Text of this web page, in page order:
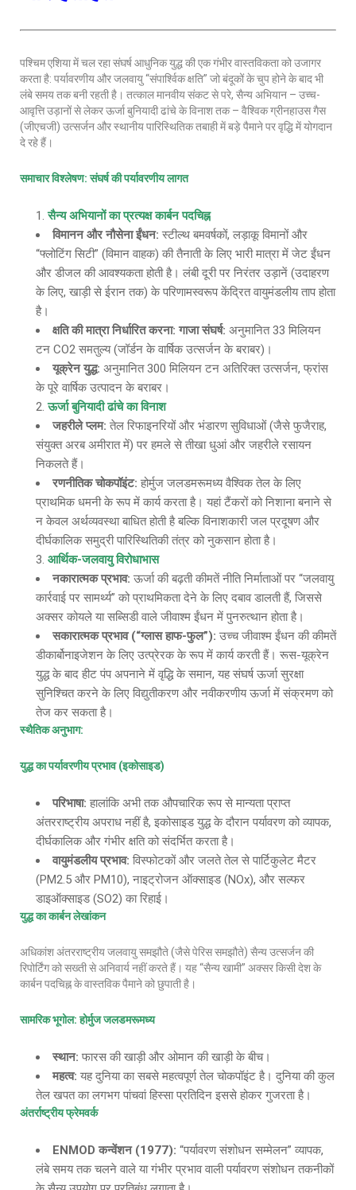
पश्चिम एशिया में चल रहा संघर्ष आधुनिक युद्ध की एक गंभीर वास्तविकता को उजागर
करता है: पर्यावरणीय और जलवायु “संपार्श्विक क्षति” जो बंदूकों के चुप होने के बाद भी
लंबे समय तक बनी रहती है। तत्काल मानवीय संकट से परे, सैन्य अभियान – उच्च-
आवृत्ति उड़ानों से लेकर ऊर्जा बुनियादी ढांचे के विनाश तक – वैश्विक ग्रीनहाउस गैस
(जीएचजी) उत्सर्जन और स्थानीय पारिस्थितिक तबाही में बड़े पैमाने पर वृद्धि में योगदान
दे रहे हैं।
समाचार विश्लेषण: संघर्ष की पर्यावरणीय लागत
सैन्य अभियानों का प्रत्यक्ष कार्बन पदचिह्न
विमानन और नौसेना ईंधन: स्टील्थ बमवर्षकों, लड़ाकू विमानों और
“फ्लोटिंग सिटी” (विमान वाहक) की तैनाती के लिए भारी मात्रा में जेट ईंधन
और डीजल की आवश्यकता होती है। लंबी दूरी पर निरंतर उड़ानें (उदाहरण
के लिए, खाड़ी से ईरान तक) के परिणामस्वरूप केंद्रित वायुमंडलीय ताप होता
है।
क्षति की मात्रा निर्धारित करना: गाजा संघर्ष: अनुमानित 33 मिलियन
टन CO2 समतुल्य (जॉर्डन के वार्षिक उत्सर्जन के बराबर)।
यूक्रेन युद्ध: अनुमानित 300 मिलियन टन अतिरिक्त उत्सर्जन, फ्रांस
के पूरे वार्षिक उत्पादन के बराबर।
ऊर्जा बुनियादी ढांचे का विनाश
जहरीले प्लम: तेल रिफाइनरियों और भंडारण सुविधाओं (जैसे फुजैराह,
संयुक्त अरब अमीरात में) पर हमले से तीखा धुआं और जहरीले रसायन
निकलते हैं।
रणनीतिक चोकपॉइंट: होर्मुज जलडमरूमध्य वैश्विक तेल के लिए
प्राथमिक धमनी के रूप में कार्य करता है। यहां टैंकरों को निशाना बनाने से
न केवल अर्थव्यवस्था बाधित होती है बल्कि विनाशकारी जल प्रदूषण और
दीर्घकालिक समुद्री पारिस्थितिकी तंत्र को नुकसान होता है।
आर्थिक-जलवायु विरोधाभास
नकारात्मक प्रभाव: ऊर्जा की बढ़ती कीमतें नीति निर्माताओं पर “जलवायु
कार्रवाई पर सामर्थ्य” को प्राथमिकता देने के लिए दबाव डालती हैं, जिससे
अक्सर कोयले या सब्सिडी वाले जीवाश्म ईंधन में पुनरुत्थान होता है।
सकारात्मक प्रभाव(“ग्लास हाफ-फुल”): उच्च जीवाश्म ईंधन की कीमतें
डीकार्बोनाइजेशन के लिए उत्प्रेरक के रूप में कार्य करती हैं। रूस-यूक्रेन
युद्ध के बाद हीट पंप अपनाने में वृद्धि के समान, यह संघर्ष ऊर्जा सुरक्षा
सुनिश्चित करने के लिए विद्युतीकरण और नवीकरणीय ऊर्जा में संक्रमण को
तेज कर सकता है।
स्थैतिक अनुभाग:
युद्ध का पर्यावरणीय प्रभाव(इकोसाइड)
परिभाषा: हालांकि अभी तक औपचारिक रूप से मान्यता प्राप्त
अंतरराष्ट्रीय अपराध नहीं है, इकोसाइड युद्ध के दौरान पर्यावरण को व्यापक,
दीर्घकालिक और गंभीर क्षति को संदर्भित करता है।
वायुमंडलीय प्रभाव: विस्फोटकों और जलते तेल से पार्टिकुलेट मैटर
(PM2.5 और PM10), नाइट्रोजन ऑक्साइड (NOx), और सल्फर
डाइऑक्साइड (SO2) का रिहाई।
युद्ध का कार्बन लेखांकन
अधिकांश अंतरराष्ट्रीय जलवायु समझौते (जैसे पेरिस समझौते) सैन्य उत्सर्जन की
रिपोर्टिंग को सख्ती से अनिवार्य नहीं करते हैं। यह “सैन्य खामी” अक्सर किसी देश के
कार्बन पदचिह्न के वास्तविक पैमाने को छुपाती है।
सामरिक भूगोल: होर्मुज जलडमरूमध्य
स्थान: फारस की खाड़ी और ओमान की खाड़ी के बीच।
महत्व: यह दुनिया का सबसे महत्वपूर्ण तेल चोकपॉइंट है। दुनिया की कुल
तेल खपत का लगभग पांचवां हिस्सा प्रतिदिन इससे होकर गुजरता है।
अंतर्राष्ट्रीय फ्रेमवर्क
ENMOD कन्वेंशन (1977): “पर्यावरण संशोधन सम्मेलन” व्यापक,
लंबे समय तक चलने वाले या गंभीर प्रभाव वाली पर्यावरण संशोधन तकनीकों